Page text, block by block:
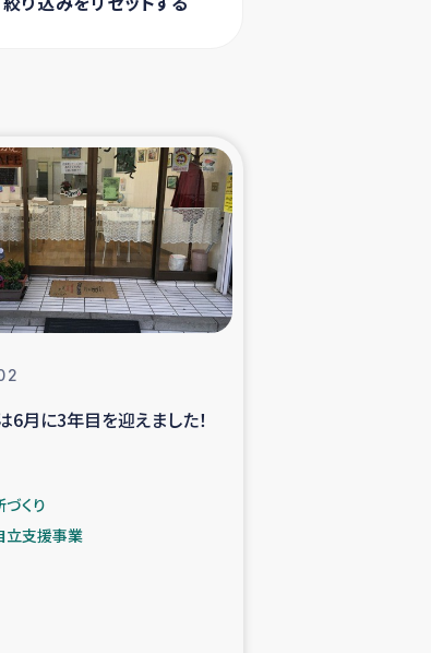
生活再建支援
者支援
急支援
植林活動
6月に3年目を迎えました！
くり
立支援事業